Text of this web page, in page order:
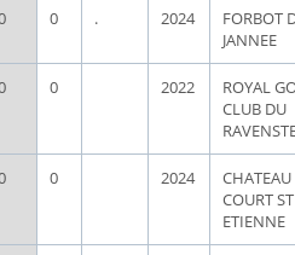
0 . 2024
FORBOT
JANNEE
0 2022
ROYAL
CLUB DU
0 2024
CHATEAU
COURT ST
ETIENNE